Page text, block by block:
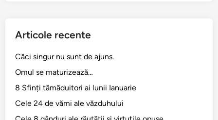
Articole recente
Căci singur nu sunt de ajuns.
Omul se maturizează…
8 Sfinți tămăduitori ai lunii Ianuarie
Cele 24 de vămi ale văzduhului